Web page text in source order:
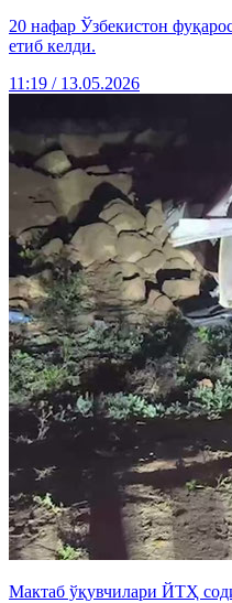
20 нафар Ўзбекистон
етиб келди.
11:19 / 13.05.2026
Мактаб ўқувчилари ЙТҲ